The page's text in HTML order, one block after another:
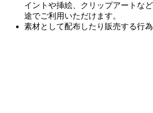
イントや挿絵、クリップアートな
途でご利用いただけます。
素材として配布したり販売する行為